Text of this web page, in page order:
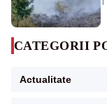
1
CATEGORII
Actualitate